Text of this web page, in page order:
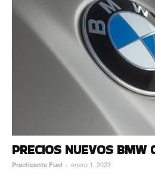
PRECIOS NUEVOS BMW
Practicante Fuel - enero 1, 2023